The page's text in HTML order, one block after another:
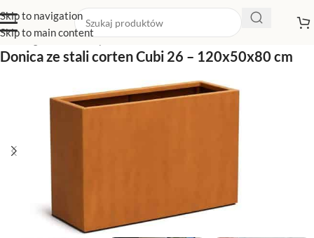
Skip to navigation
Skip to main content
Strona główna/Sklep z donicami/Donice corten
Donica ze stali corten Cubi 26 – 120x50x80 cm